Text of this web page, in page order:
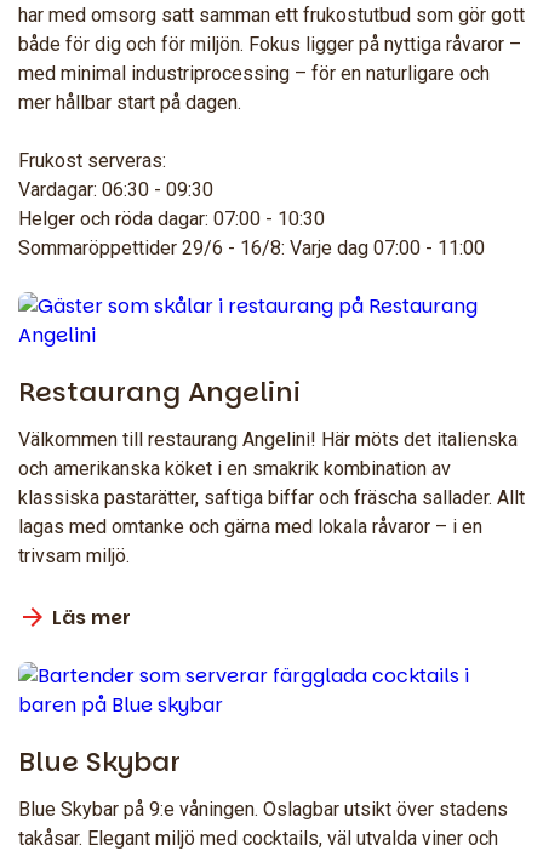
har med omsorg satt samman ett frukostutbud som gör gott
både för dig och för miljön. Fokus ligger på nyttiga råvaror –
med minimal industriprocessing – för en naturligare och
mer hållbar start på dagen.
Frukost serveras:
Vardagar: 06:30 - 09:30
Helger och röda dagar: 07:00 - 10:30
Sommaröppettider 29/6 - 16/8: Varje dag 07:00 - 11:00
Restaurang Angelini
Välkommen till restaurang Angelini! Här möts det italienska
och amerikanska köket i en smakrik kombination av
klassiska pastarätter, saftiga biffar och fräscha sallader. Allt
lagas med omtanke och gärna med lokala råvaror – i en
trivsam miljö.
Läs mer
Blue Skybar
Blue Skybar på 9:e våningen. Oslagbar utsikt över stadens
takåsar. Elegant miljö med cocktails, väl utvalda viner och